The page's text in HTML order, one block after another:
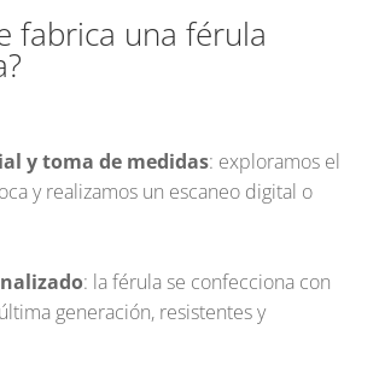
fabrica una férula
y toma de medidas: exploramos el
y realizamos un escaneo digital o
: la férula se confecciona con
generación, resistentes y